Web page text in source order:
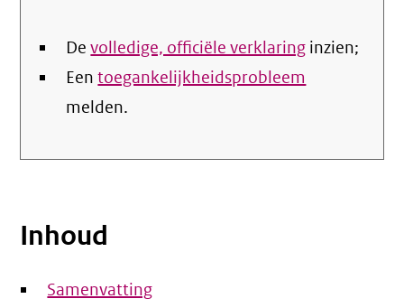
Devolledige, officiële verklaring inzien;
Eentoegankelijkheidsprobleem
melden.
Inhoud
Samenvatting